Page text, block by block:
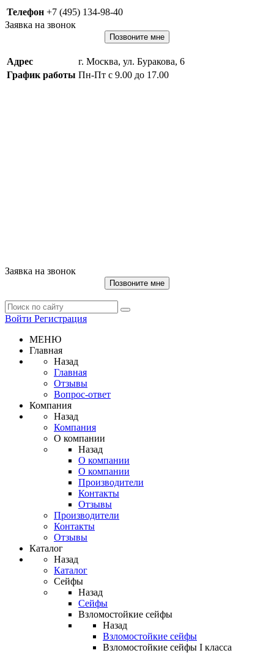
Телефон +7 (495) 134-98-40
Заявка на звонок
Позвоните мне
Адрес
г. Москва, ул. Буракова, 6
График работы Пн-Пт с 9.00 до 17.00
Заявка на звонок
Позвоните мне
Войти Регистрация
МЕНЮ
Главная
Назад
Главная
Отзывы
Вопрос-ответ
Компания
Назад
Компания
О компании
Назад
О компании
О компании
Производители
Контакты
Отзывы
Производители
Контакты
Отзывы
Каталог
Назад
Каталог
Сейфы
Назад
Сейфы
Взломостойкие сейфы
Назад
Взломостойкие сейфы
Взломостойкие сейфы I класса